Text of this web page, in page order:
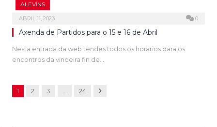
ALEVÍNS
ABRIL 11, 2023 0
Axenda de Partidos para o 15 e 16 de Abril
Nesta entrada da web tendes todos os horarios para os
encontros da vindeira fin de…
1 2 3 … 24 Next